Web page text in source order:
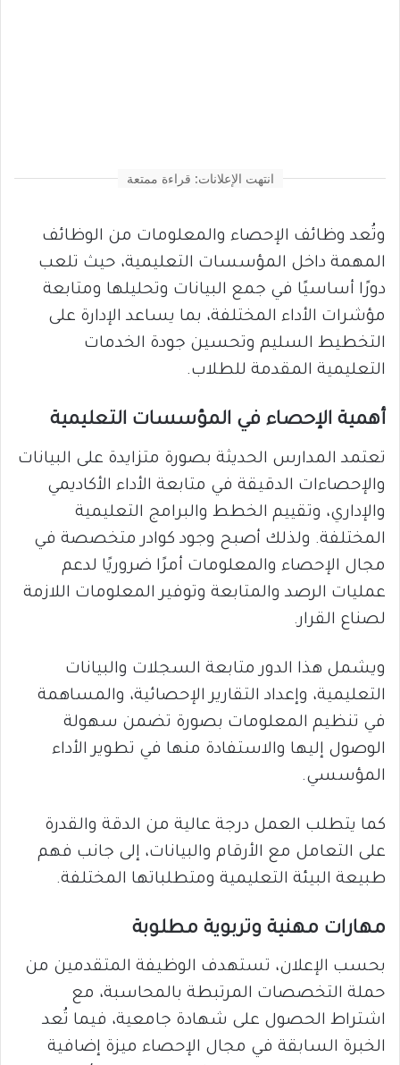
انتهت الإعلانات: قراءة ممتعة
وتُعد وظائف الإحصاء والمعلومات من الوظائف
المهمة داخل المؤسسات التعليمية، حيث تلعب
دورًا أساسيًا في جمع البيانات وتحليلها ومتابعة
مؤشرات الأداء المختلفة، بما يساعد الإدارة على
التخطيط السليم وتحسين جودة الخدمات
التعليمية المقدمة للطلاب.
أهمية الإحصاء في المؤسسات التعليمية
تعتمد المدارس الحديثة بصورة متزايدة على البيانات
والإحصاءات الدقيقة في متابعة الأداء الأكاديمي
والإداري، وتقييم الخطط والبرامج التعليمية
المختلفة. ولذلك أصبح وجود كوادر متخصصة في
مجال الإحصاء والمعلومات أمرًا ضروريًا لدعم
عمليات الرصد والمتابعة وتوفير المعلومات اللازمة
لصناع القرار.
ويشمل هذا الدور متابعة السجلات والبيانات
التعليمية، وإعداد التقارير الإحصائية، والمساهمة
في تنظيم المعلومات بصورة تضمن سهولة
الوصول إليها والاستفادة منها في تطوير الأداء
المؤسسي.
كما يتطلب العمل درجة عالية من الدقة والقدرة
على التعامل مع الأرقام والبيانات، إلى جانب فهم
طبيعة البيئة التعليمية ومتطلباتها المختلفة.
مهارات مهنية وتربوية مطلوبة
بحسب الإعلان، تستهدف الوظيفة المتقدمين من
حملة التخصصات المرتبطة بالمحاسبة، مع
اشتراط الحصول على شهادة جامعية، فيما تُعد
الخبرة السابقة في مجال الإحصاء ميزة إضافية